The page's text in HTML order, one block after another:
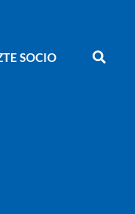
SOCIO